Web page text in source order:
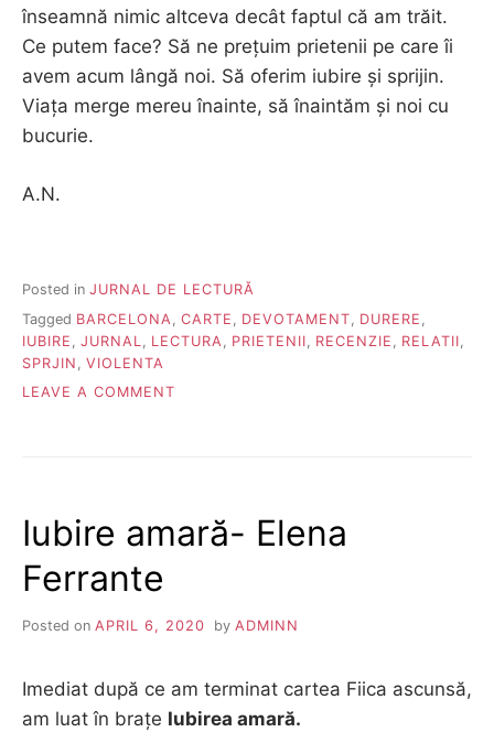
înseamnă nimic altceva decât faptul că am trăit.
Ce putem face? Să ne prețuim prietenii pe care îi
avem acum lângă noi. Să oferim iubire și sprijin.
Viața merge mereu înainte, să înaintăm și noi cu
bucurie.
A.N.
Posted in JURNAL DE LECTURĂ
Tagged BARCELONA CARTE DEVOTAMENT DURERE
IUBIRE
JURNAL LECTURA PRIETENII RECENZIE RELATII
SPRJIN
VIOLENTA
LEAVE A COMMENT
Iubire amară- Elena
Ferrante
Posted on APRIL 6, 2020 by ADMINN
Imediat după ce am terminat cartea Fiica ascunsă,
am luat în brațe Iubirea amară.